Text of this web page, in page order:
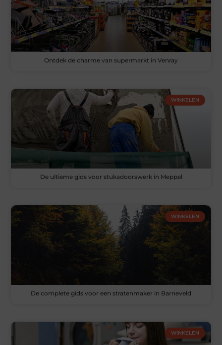
Ontdek de charme van supermarkt in Venray
WINKELEN
De ultieme gids voor stukadoorswerk in Meppel
WINKELEN
De complete gids voor een stratenmaker in Barneveld
WINKELEN